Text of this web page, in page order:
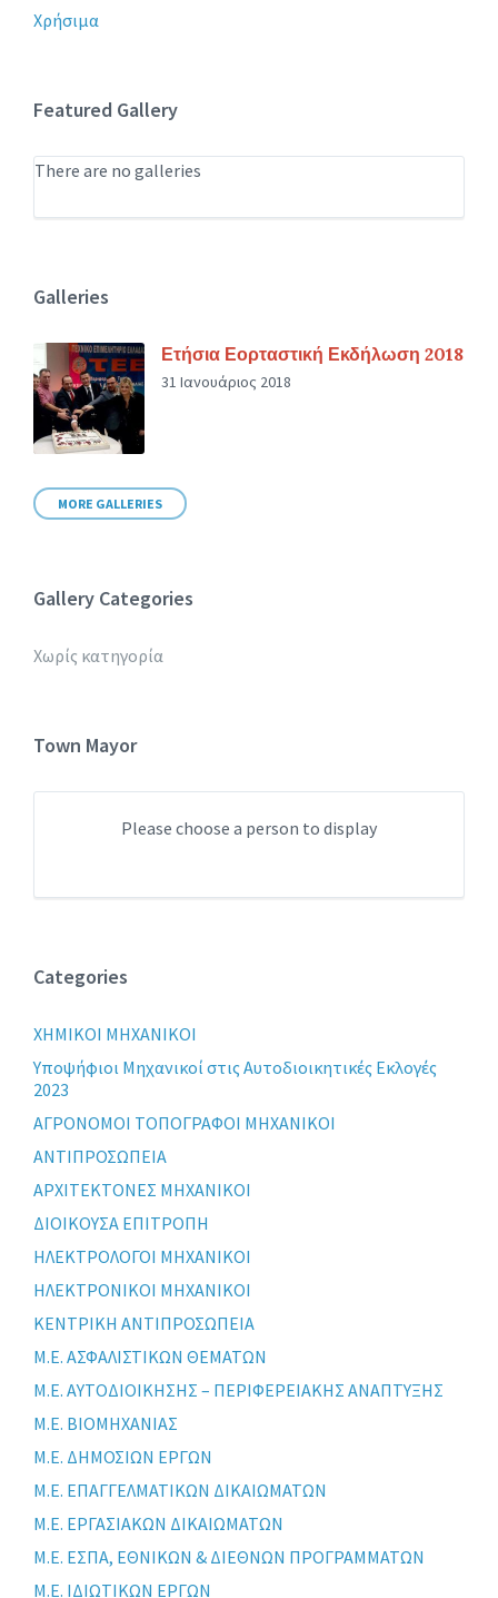
Χρήσιμα
Featured Gallery
There are no galleries
Galleries
Ετήσια Εορταστική Εκδήλωση 2018
31 Ιανουάριος 2018
MORE GALLERIES
Gallery Categories
Χωρίς κατηγορία
Town Mayor
Please choose a person to display
Categories
XHMIKOI MHXANIKOI
Yποψήφιοι Μηχανικοί στις Αυτοδιοικητικές Εκλογές
2023
ΑΓΡΟΝΟΜΟΙ ΤΟΠΟΓΡΑΦΟΙ ΜΗΧΑΝΙΚΟΙ
ΑΝΤΙΠΡΟΣΩΠΕΙΑ
ΑΡΧΙΤΕΚΤΟΝΕΣ ΜΗΧΑΝΙΚΟΙ
ΔΙΟΙΚΟΥΣΑ ΕΠΙΤΡΟΠΗ
ΗΛΕΚΤΡΟΛΟΓΟΙ ΜΗΧΑΝΙΚΟΙ
ΗΛΕΚΤΡΟΝΙΚΟΙ ΜΗΧΑΝΙΚΟΙ
ΚΕΝΤΡΙΚΗ ΑΝΤΙΠΡΟΣΩΠΕΙΑ
Μ.Ε. ΑΣΦΑΛΙΣΤΙΚΩΝ ΘΕΜΑΤΩΝ
Μ.Ε. ΑΥΤΟΔΙΟΙΚΗΣΗΣ – ΠΕΡΙΦΕΡΕΙΑΚΗΣ ΑΝΑΠΤΥΞΗΣ
Μ.Ε. ΒΙΟΜΗΧΑΝΙΑΣ
Μ.Ε. ΔΗΜΟΣΙΩΝ ΕΡΓΩΝ
Μ.Ε. ΕΠΑΓΓΕΛΜΑΤΙΚΩΝ ΔΙΚΑΙΩΜΑΤΩΝ
Μ.Ε. ΕΡΓΑΣΙΑΚΩΝ ΔΙΚΑΙΩΜΑΤΩΝ
Μ.Ε. ΕΣΠΑ, ΕΘΝΙΚΩΝ & ΔΙΕΘΝΩΝ ΠΡΟΓΡΑΜΜΑΤΩΝ
Μ.Ε. ΙΔΙΩΤΙΚΩΝ ΕΡΓΩΝ